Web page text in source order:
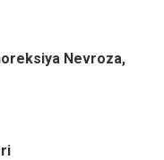
Nevroza,